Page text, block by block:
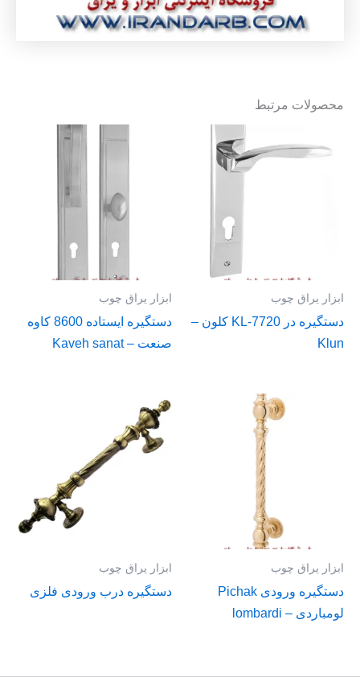
محصولات مرتبط
ابزار یراق چوب
دستگیره در KL-7720 کلون –
Klun
ابزار یراق چوب
دستگیره ایستاده 8600 کاوه
صنعت – Kaveh sanat
ابزار یراق چوب
دستگیره ورودی Pichak
لومباردی – lombardi
ابزار یراق چوب
دستگیره درب ورودی فلزی